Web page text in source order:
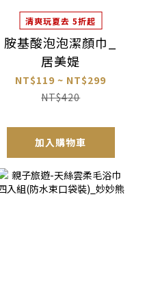
清爽玩夏去 5折起
胺基酸泡泡潔顏巾_
居美媞
NT$119 ~ NT$299
NT$420
加入購物車